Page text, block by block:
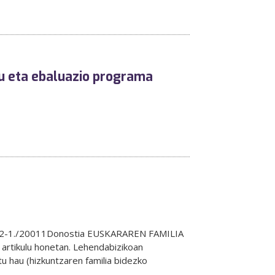
eta ebaluazio programa
20011Donostia EUSKARAREN FAMILIA
honetan. Lehendabizikoan
hau (hizkuntzaren familia bidezko